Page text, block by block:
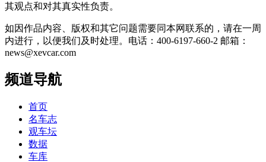
其观点和对其真实性负责。
如因作品内容、版权和其它问题需要同本网联系的，请在一周
内进行，以便我们及时处理。电话：400-6197-660-2 邮箱：
news@xevcar.com
频道导航
首页
名车志
观车坛
数据
车库